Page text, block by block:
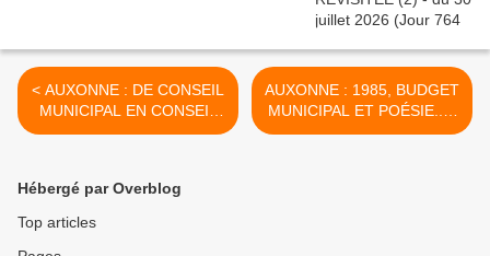
< AUXONNE : DE CONSEIL
MUNICIPAL EN CONSEIL
CITOYEN - du 15 Février
AUXONNE : 1985, BUDGET
MUNICIPAL ET POÉSIE... -
du 23 Février 2025 (Jour
Hébergé par Overblog
Top articles